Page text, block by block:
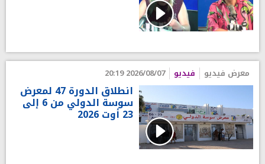
معرض فيديو فيديو 2026/08/07 20:19
انطلاق الدورة 47 لمعرض
سوسة الدولي من 6 إلى
23 أوت 2026